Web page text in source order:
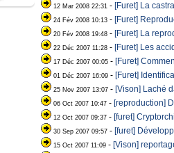
12 Mar 2008 22:31 - [Furet] La
24 Fév 2008 10:13 - [Furet]
20 Fév 2008 19:48 - [Furet] La
22 Déc 2007 11:28 - [Furet] Les
17 Déc 2007 00:05 - [Furet]
01 Déc 2007 16:09 - [Furet]
25 Nov 2007 13:07 - [Vison] Laché
06 Oct 2007 10:47 - [reproduction]
12 Oct 2007 09:37 - [furet]
30 Sep 2007 09:57 - [furet]
15 Oct 2007 11:09 - [Vison]